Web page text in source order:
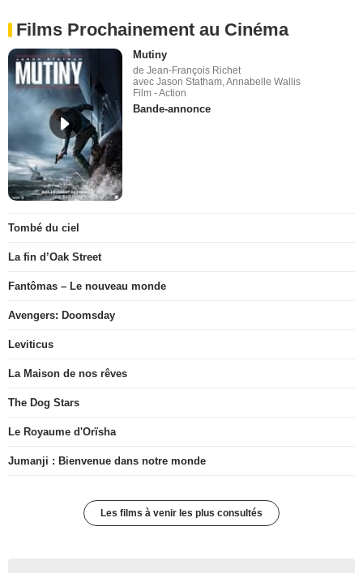
Films Prochainement au Cinéma
Mutiny
de Jean-François Richet
avec Jason Statham, Annabelle Wallis
Film - Action
Bande-annonce
Tombé du ciel
La fin d’Oak Street
Fantômas – Le nouveau monde
Avengers: Doomsday
Leviticus
La Maison de nos rêves
The Dog Stars
Le Royaume d'Orïsha
Jumanji : Bienvenue dans notre monde
Les films à venir les plus consultés